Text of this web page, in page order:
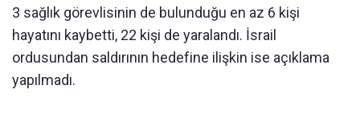
3 sağlık görevlisinin de bulunduğu en az 6 kişi
hayatını kaybetti, 22 kişi de yaralandı. İsrail
ordusundan saldırının hedefine ilişkin ise açıklama
yapılmadı.